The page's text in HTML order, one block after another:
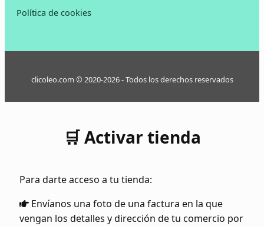
Política de cookies
clicoleo.com © 2020-2026 - Todos los derechos reservados
🛒 Activar tienda
Para darte acceso a tu tienda:
Envíanos una foto de una factura en la que
vengan los detalles y dirección de tu comercio por